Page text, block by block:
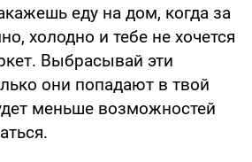
еду на дом, когда за
холодно и тебе не хочется
Выбрасывай эти
они попадают в твой
меньше возможностей